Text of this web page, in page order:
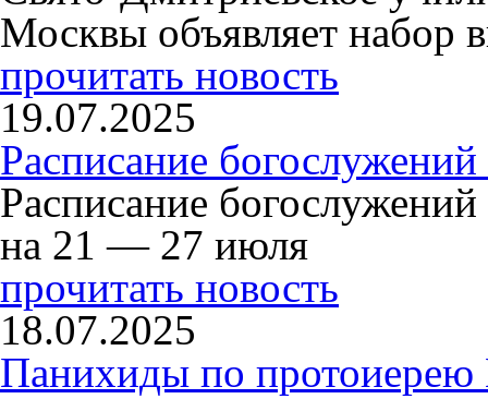
Москвы объявляет набор
прочитать новость
19.07.2025
Расписание
Расписание
на 21 — 27 июля
прочитать новость
18.07.2025
Панихиды по